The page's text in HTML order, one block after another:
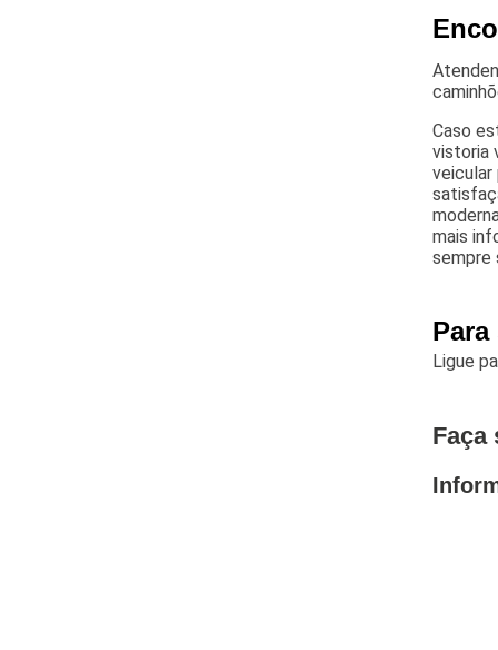
Caso
vistoria
veicular
mais
sempre
Ligue
Faça